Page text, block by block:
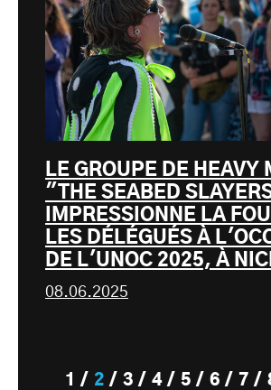
LE GROUPE DE HEAVY
"THE SEABED
IMPRESSIONNE LA
LES DÉLÉGUÉS À
DE L'UNOC 2025, À
08.06.2025
1 2 3 4 5 6 7